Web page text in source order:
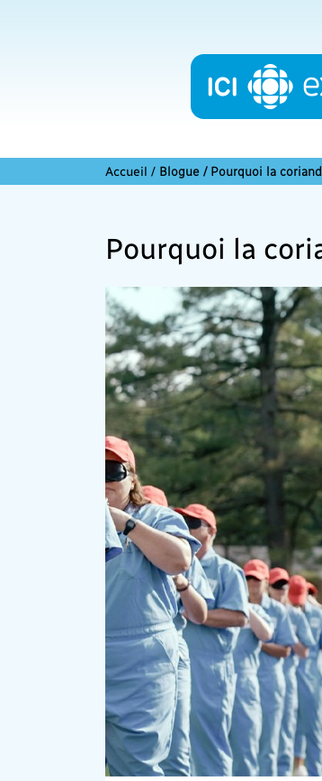
Accueil / Blogue / Pourquoi la
Pourquoi la